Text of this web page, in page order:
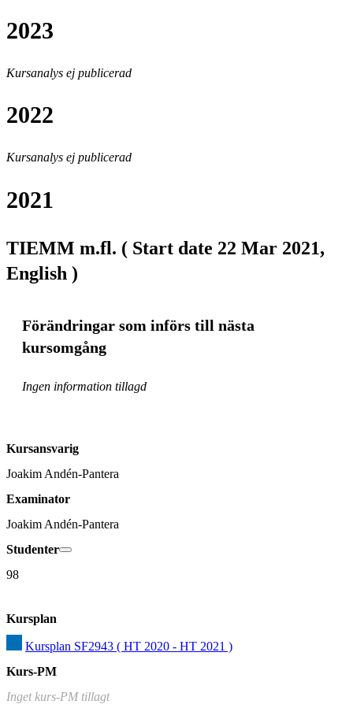
2023
Kursanalys ej publicerad
2022
Kursanalys ej publicerad
2021
TIEMM m.fl. ( Start date 22 Mar 2021,
English )
Förändringar som införs till nästa
kursomgång
Ingen information tillagd
Kursansvarig
Joakim Andén-Pantera
Examinator
Joakim Andén-Pantera
Studenter
98
Kursplan
Kursplan SF2943 ( HT 2020 - HT 2021 )
Kurs-PM
Inget kurs-PM tillagt